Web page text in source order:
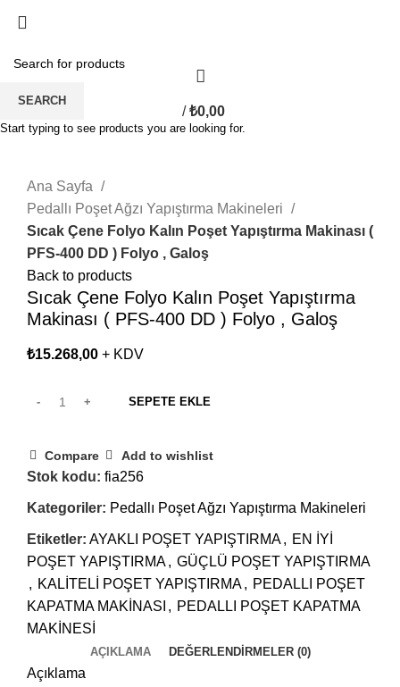
/ ₺0,00
Ana Sayfa
Pedallı Poşet Ağzı Yapıştırma Makineleri
Sıcak Çene Folyo Kalın Poşet Yapıştırma Makinası (
PFS-400 DD ) Folyo , Galoş
Back to products
Sıcak Çene Folyo Kalın Poşet Yapıştırma
Makinası ( PFS-400 DD ) Folyo , Galoş
₺15.268,00 + KDV
SEPETE EKLE
Compare Add to wishlist
Stok kodu: fia256
Kategoriler: Pedallı Poşet Ağzı Yapıştırma Makineleri
Etiketler: AYAKLI POŞET YAPIŞTIRMA, EN İYİ
POŞET YAPIŞTIRMA, GÜÇLÜ POŞET YAPIŞTIRMA
, KALİTELİ POŞET YAPIŞTIRMA, PEDALLI POŞET
KAPATMA MAKİNASI , PEDALLI POŞET KAPATMA
MAKİNESİ
AÇIKLAMA DEĞERLENDIRMELER (0)
Açıklama
SEARCH
Start typing to see products you are looking for.